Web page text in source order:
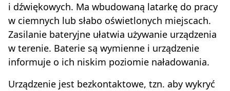
i dźwiękowych. Ma wbudowaną latarkę do pracy
w ciemnych lub słabo oświetlonych miejscach.
Zasilanie bateryjne ułatwia używanie urządzenia
w terenie. Baterie są wymienne i urządzenie
informuje o ich niskim poziomie naładowania.
Urządzenie jest bezkontaktowe, tzn. aby wykryć